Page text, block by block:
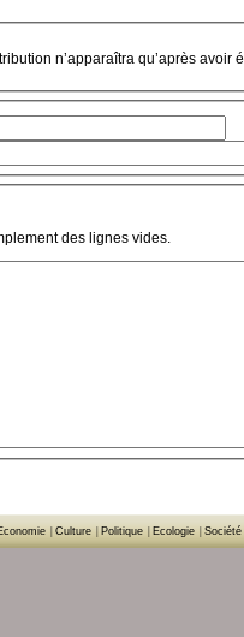
n’apparaîtra qu’après avoir
des lignes vides.
Culture Politique Ecologie Société